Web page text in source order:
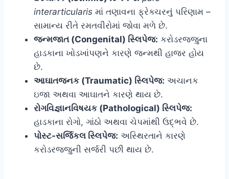
interarticularis માં તણાવના ફ્રેક્ચરનું પરિણામ –
સામાન્ય રીતે રમતવીરોમાં જોવા મળે છે.
જન્મજાત (Congenital) સ્લિપેજ: કરોડરજ્જુના
હાડકાના ખોડખાંપણને કારણે જન્મથી હાજર હોય
છે.
આઘાતજનક (Traumatic) સ્લિપેજ: અચાનક
ઇજા અથવા આઘાતને કારણે થાય છે.
રોગવિજ્ઞાનવિષયક (Pathological) સ્લિપેજ:
હાડકાના રોગો, ગાંઠો અથવા ચેપમાંથી ઉદ્ભવે છે.
પોસ્ટ-સર્જિકલ સ્લિપેજ: અસ્થિરતાને કારણે
કરોડરજ્જુની સર્જરી પછી થાય છે.